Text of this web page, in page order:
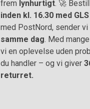
frem lynhurtigt. 🚀
inden kl. 16.30 med GLS
med PostNord, sender vi
samme dag. Med
vi en oplevelse uden
du handler – og vi giver
returret.